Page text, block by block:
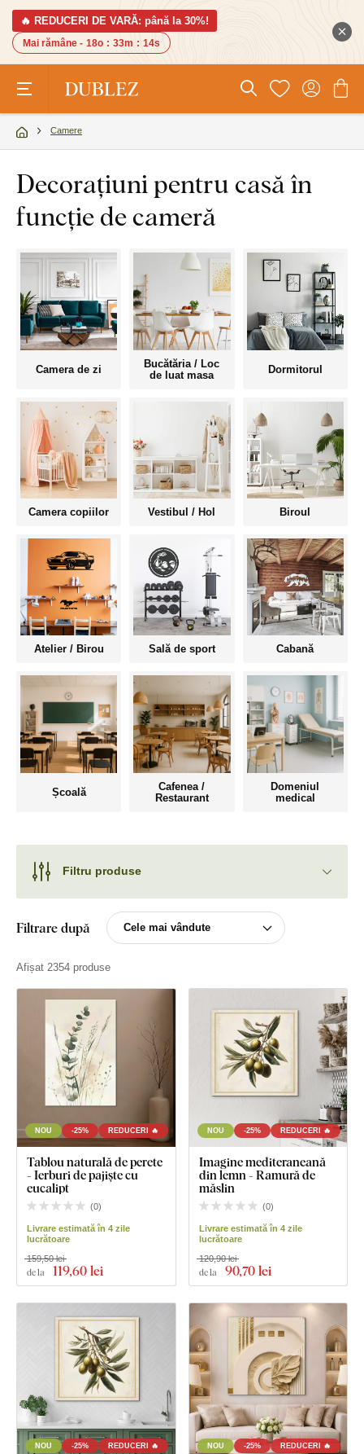
🔥 REDUCERI DE VARĂ: până la 30%!
Mai rămâne - 18o : 33m : 12s
Camere
Decorațiuni pentru casă în
funcție de cameră
Camera de zi
Bucătăria / Loc
de luat masa
Dormitorul
Camera copiilor Vestibul / Hol Biroul
Atelier / Birou Sală de sport Cabană
Școală
Cafenea /
Restaurant
Domeniul
medical
Filtru produse
Filtrare după
Afișat 2354 produse
NOU -25% REDUCERI 🔥
Tablou naturală de perete
- Ierburi de pajiște cu
eucalipt
(0)
Livrare estimată în 4 zile
lucrătoare
de la 119,60 lei
159,50 lei
NOU -25% REDUCERI 🔥
Imagine mediteraneană
din lemn - Ramură de
măslin
(0)
Livrare estimată în 4 zile
lucrătoare
de la 90,70 lei
120,90 lei
NOU -25% REDUCERI 🔥 NOU -25% REDUCERI 🔥